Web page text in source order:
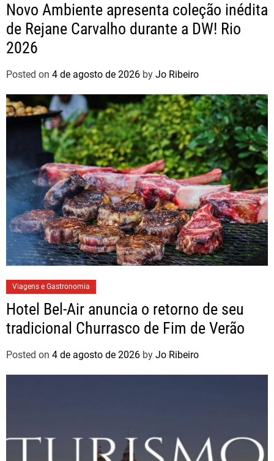
Novo Ambiente apresenta coleção inédita
de Rejane Carvalho durante a DW! Rio
2026
Posted on 4 de agosto de 2026 by Jo Ribeiro
Viagens e Gastronomia
Hotel Bel-Air anuncia o retorno de seu
tradicional Churrasco de Fim de Verão
Posted on 4 de agosto de 2026 by Jo Ribeiro